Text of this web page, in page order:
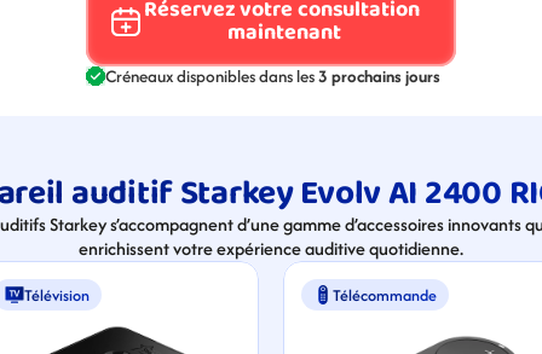
Réservez votre consultation
maintenant
Créneaux disponibles dans les 3 prochains jours
auditif Starkey Evolv AI 2400
Starkey s’accompagnent d’une gamme d’accessoires innovants
enrichissent votre expérience auditive quotidienne.
Télévision Télécommande